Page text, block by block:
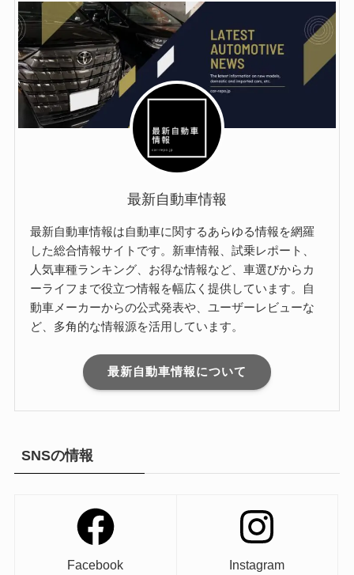
最新自動車情報
最新自動車情報は自動車に関するあらゆる情報を網羅
した総合情報サイトです。新車情報、試乗レポート、
人気車種ランキング、お得な情報など、車選びからカ
ーライフまで役立つ情報を幅広く提供しています。自
動車メーカーからの公式発表や、ユーザーレビューな
ど、多角的な情報源を活用しています。
最新自動車情報について
SNSの情報
Facebook Instagram